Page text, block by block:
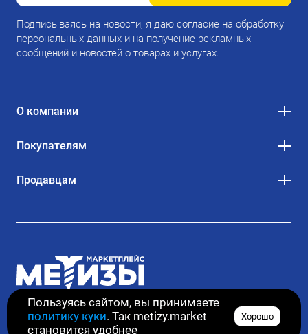
Пользуясь сайтом, вы принимаете
политику куки. Так metizy.market
становится удобнее
Хорошо
Подписываясь на новости, я даю согласие на обработку
персональных данных и на получение рекламных
сообщений и новостей о товарах и услугах.
© 2020–2026. Все права защищены
О компании
Покупателям
Продавцам